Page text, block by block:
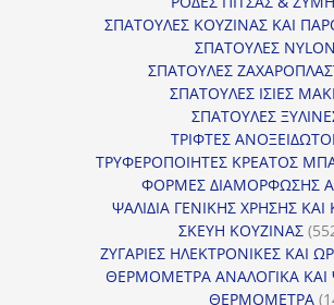
ΣΠΑΤΟΥΛΕΣ ΚΟΥΖΙΝΑΣ ΚΑΙ
ΣΠΑΤΟΥΛΕΣ NYLON
ΣΠΑΤΟΥΛΕΣ
ΣΠΑΤΟΥΛΕΣ ΙΣΙΕΣ
ΣΠΑΤΟΥΛΕΣ
ΤΡΙΦΤΕΣ ΑΝΟΞΕΙΔΩΤΟΙ
ΤΡΥΦΕΡΟΠΟΙΗΤΕΣ ΚΡΕΑΤΟΣ
ΦΟΡΜΕΣ ΔΙΑΜΟΡΦΩΣΗΣ
ΨΑΛΙΔΙΑ ΓΕΝΙΚΗΣ ΧΡΗΣΗΣ ΚΑΙ
ΣΚΕΥΗ ΚΟΥΖΙΝΑΣ
ΖΥΓΑΡΙΕΣ ΗΛΕΚΤΡΟΝΙΚΕΣ ΚΑΙ
ΘΕΡΜΟΜΕΤΡΑ ΑΝΑΛΟΓΙΚΑ ΚΑΙ
ΘΕΡΜΟΜΕΤΡΑ